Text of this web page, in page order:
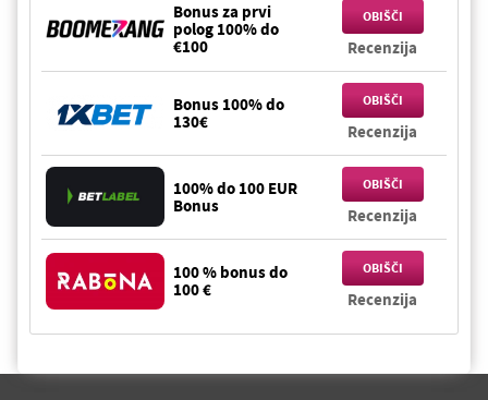
Bonus za prvi
polog 100% do
€100
OBIŠČI
Recenzija
Bonus 100% do
130€
OBIŠČI
Recenzija
100% do 100 EUR
Bonus
OBIŠČI
Recenzija
100 % bonus do
100 €
OBIŠČI
Recenzija